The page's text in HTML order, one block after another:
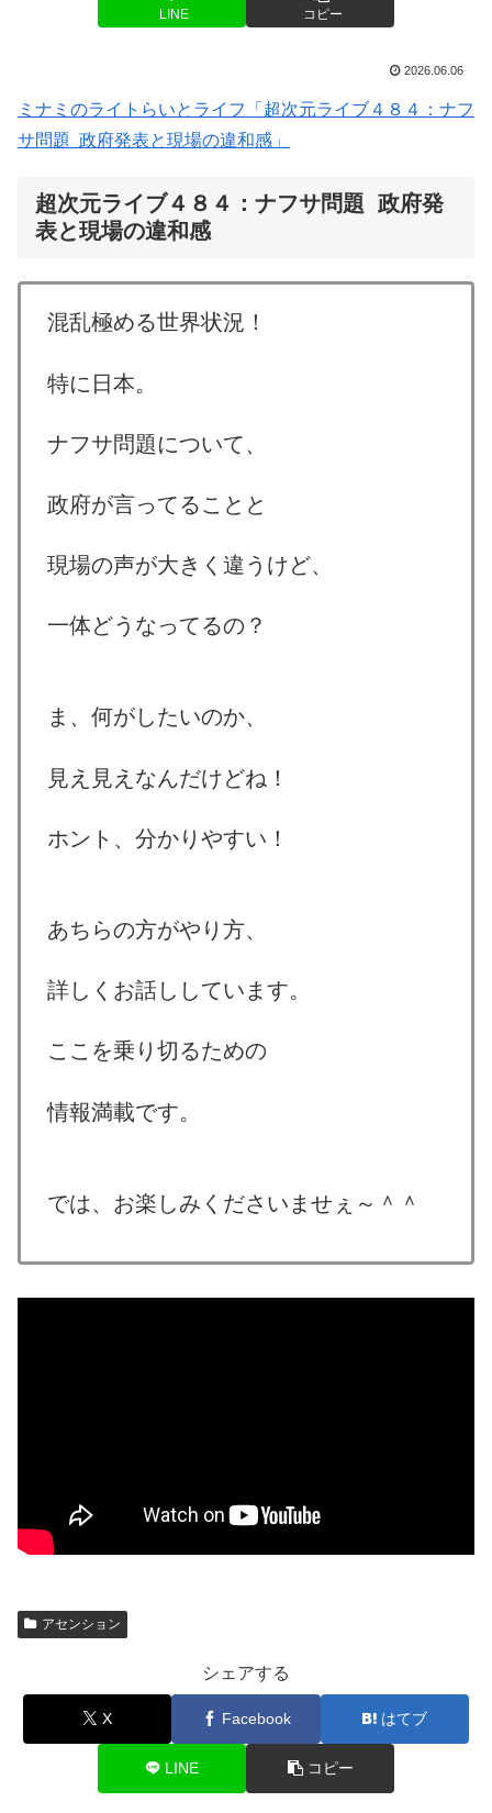
LINE コピー
2026.06.06
ミナミのライトらいとライフ「超次元ライブ４８４：ナフ
サ問題 政府発表と現場の違和感」
超次元ライブ４８４：ナフサ問題 政府発
表と現場の違和感
混乱極める世界状況！
特に日本。
ナフサ問題について、
政府が言ってることと
現場の声が大きく違うけど、
一体どうなってるの？
ま、何がしたいのか、
見え見えなんだけどね！
ホント、分かりやすい！
あちらの方がやり方、
詳しくお話ししています。
ここを乗り切るための
情報満載です。
では、お楽しみくださいませぇ～＾＾
アセンション
シェアする
X Facebook はてブ
LINE コピー